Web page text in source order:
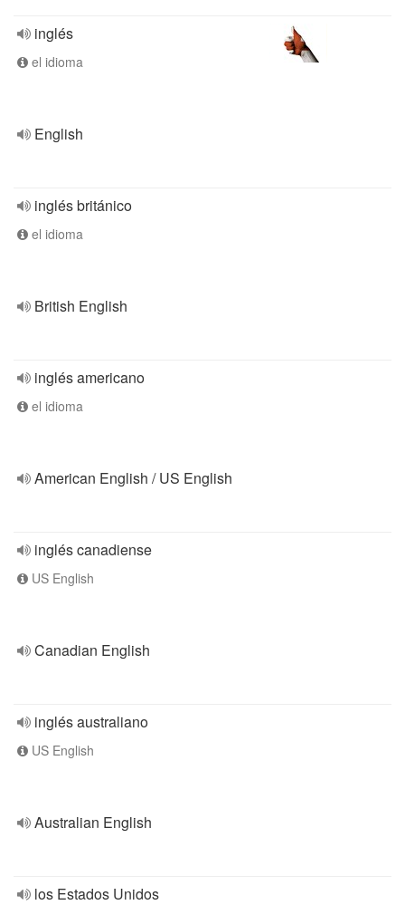
inglés
el idioma
English
inglés británico
el idioma
British English
inglés americano
el idioma
American English / US English
inglés canadiense
US English
Canadian English
inglés australiano
US English
Australian English
los Estados Unidos